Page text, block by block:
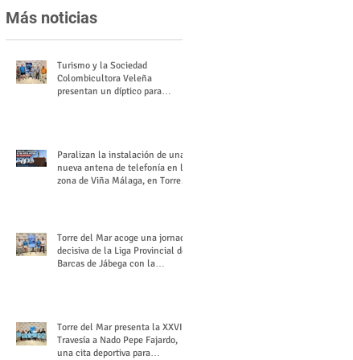
Más noticias
Turismo y la Sociedad
Colombicultora Veleña
presentan un díptico para
Paralizan la instalación de una
nueva antena de telefonía en la
zona de Viña Málaga, en Torre
Torre del Mar acoge una jornada
decisiva de la Liga Provincial de
Barcas de Jábega con la
Torre del Mar presenta la XXVI
Travesía a Nado Pepe Fajardo,
una cita deportiva para